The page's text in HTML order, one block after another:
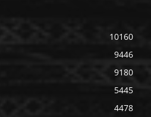
10160
9446
9180
5445
4478